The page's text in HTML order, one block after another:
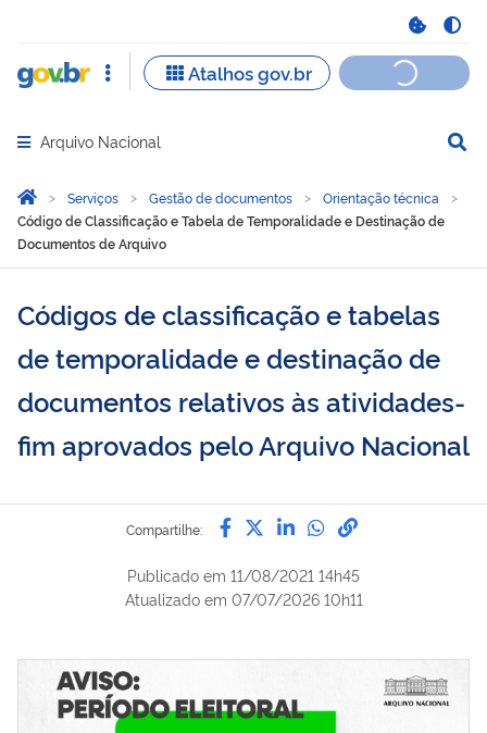
Abrir menu principal de navegação
Arquivo Nacional
Você está aqui:
Página Inicial
Serviços Gestão de documentos
Orientação técnica
Código de Classificação e Tabela de Temporalidade e Destinação de
Documentos de Arquivo
Códigos de classificação e tabelas
de temporalidade e destinação de
documentos relativos às atividades-
fim aprovados pelo Arquivo Nacional
Compartilhe: Compartilhe por Facebook
Compartilhe por Twitter
Compartilhe por
Compartilhe
link para
Publicado em 11/08/2021 14h45
Atualizado em 07/07/2026 10h11